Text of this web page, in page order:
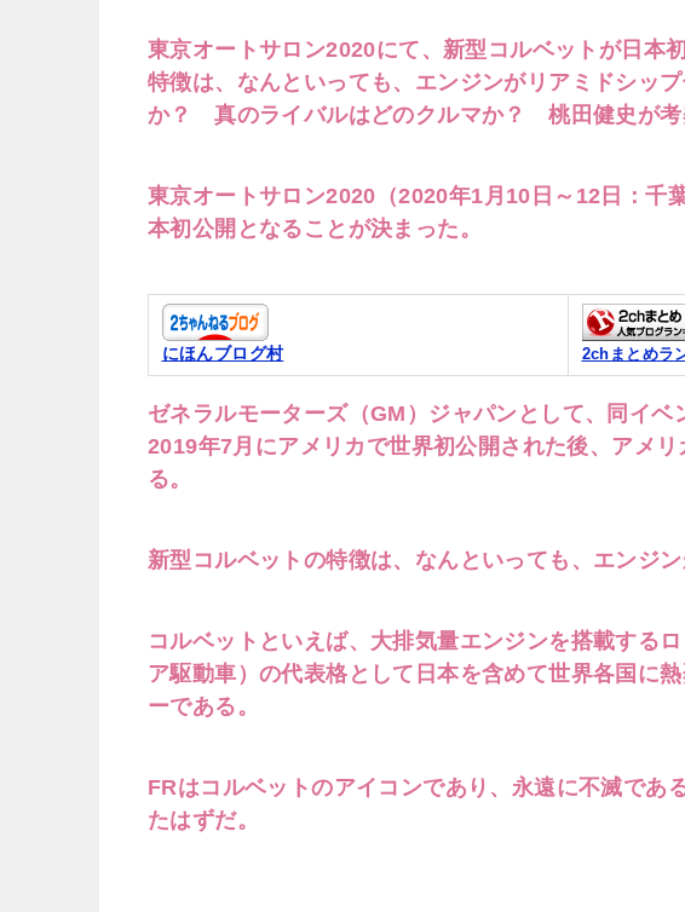
東京オートサロン2020にて、新型コルベットが日本初
特徴は、なんといっても、エンジンがリアミドシッ
か？ 真のライバルはどのクルマか？ 桃田健史が考
東京オートサロン2020（2020年1月10日～12日：千
本初公開となることが決まった。
にほんブログ村 2chまとめラ
ゼネラルモーターズ（GM）ジャパンとして、同イベ
2019年7月にアメリカで世界初公開された後、アメ
る。
新型コルベットの特徴は、なんといっても、エンジ
コルベットといえば、大排気量エンジンを搭載する
ア駆動車）の代表格として日本を含めて世界各国に
ーである。
FRはコルベットのアイコンであり、永遠に不滅であ
たはずだ。